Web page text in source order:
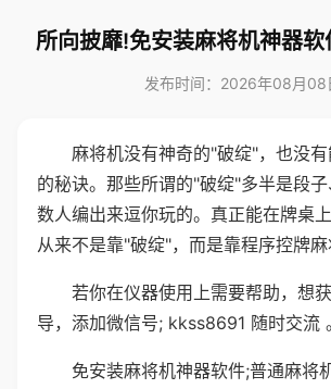
所向披靡!免安装麻将机神器
发布时间：2026年08月08
麻将机没有神奇的"破绽"，也没
的秘诀。那些所谓的"破绽"多半是段
数人编出来逗你玩的。真正能在牌桌
从来不是靠"破绽"，而是靠程序控牌麻
若你在仪器使用上需要帮助，想
导，添加微信号; kkss8691 随时交流 。
免安装麻将机神器软件;普通麻将